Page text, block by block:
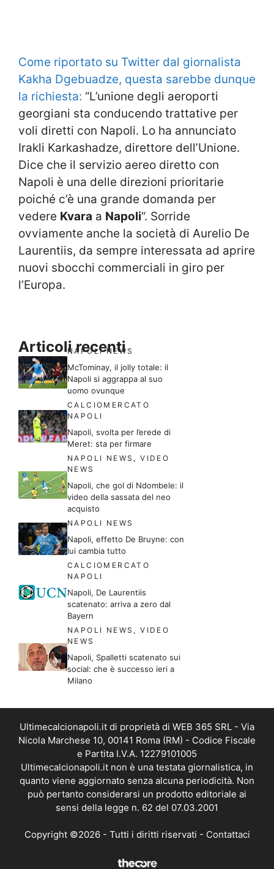
Come riportato su Twitter dal giornalista
Kakha Dgebuadze, questa sarebbe dunque
la richiesta: “L’unione degli aeroporti
georgiani sta conducendo trattative per
voli diretti con Napoli. Lo ha annunciato
Irakli Karkashadze, direttore dell’Unione.
Dice che il servizio aereo diretto con
Napoli è una delle direzioni prioritarie
poiché c’è una grande domanda per
vedere Kvara a Napoli“. Sorride
ovviamente anche la società di Aurelio De
Laurentiis, da sempre interessata ad aprire
nuovi sbocchi commerciali in giro per
l’Europa.
Articoli recenti
NAPOLI NEWS
McTominay, il jolly totale: il
Napoli si aggrappa al suo
uomo ovunque
CALCIOMERCATO
NAPOLI
Napoli, svolta per l’erede di
Meret: sta per firmare
NAPOLI NEWS ,VIDEO
NEWS
Napoli, che gol di Ndombele: il
video della sassata del neo
acquisto
NAPOLI NEWS
Napoli, effetto De Bruyne: con
lui cambia tutto
CALCIOMERCATO
NAPOLI
Napoli, De Laurentiis
scatenato: arriva a zero dal
Bayern
NAPOLI NEWS ,VIDEO
NEWS
Napoli, Spalletti scatenato sui
social: che è successo ieri a
Milano
Ultimecalcionapoli.it di proprietà di WEB 365 SRL - Via
Nicola Marchese 10, 00141 Roma (RM) - Codice Fiscale
e Partita I.V.A. 12279101005
Ultimecalcionapoli.it non è una testata giornalistica, in
quanto viene aggiornato senza alcuna periodicità. Non
può pertanto considerarsi un prodotto editoriale ai
sensi della legge n. 62 del 07.03.2001
Copyright ©2026 - Tutti i diritti riservati - Contattaci